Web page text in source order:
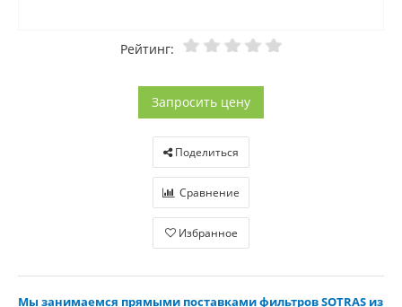
Рейтинг:
Запросить цену
Поделиться
Сравнение
Избранное
Мы занимаемся прямыми поставками фильтров SOTRAS из